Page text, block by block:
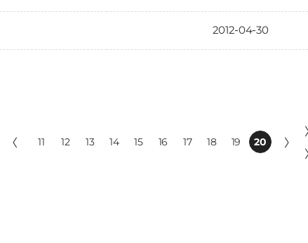
2012-04-30
〈 11 12 13 14 15 16 17 18 19 20 〉